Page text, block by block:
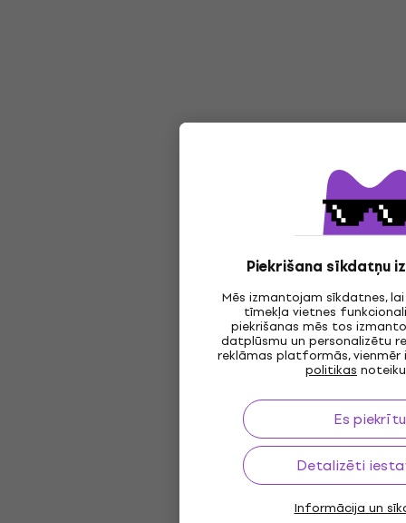
Piekrišana sīkdatņu
Mēs izmantojam sīkdatnes,
tīmekļa vietnes
piekrišanas mēs tos
datplūsmu un personalizētu
reklāmas platformās,
politikas
Es piekrītu
Detalizēti
Informācija un